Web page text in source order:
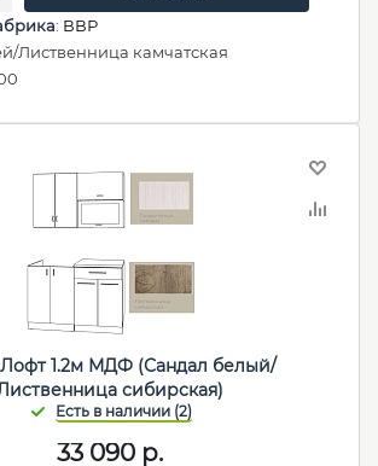
: ВВР
Лиственница камчатская
Лофт 1.2м МДФ (Сандал белый/
сибирская)
33 090 р.